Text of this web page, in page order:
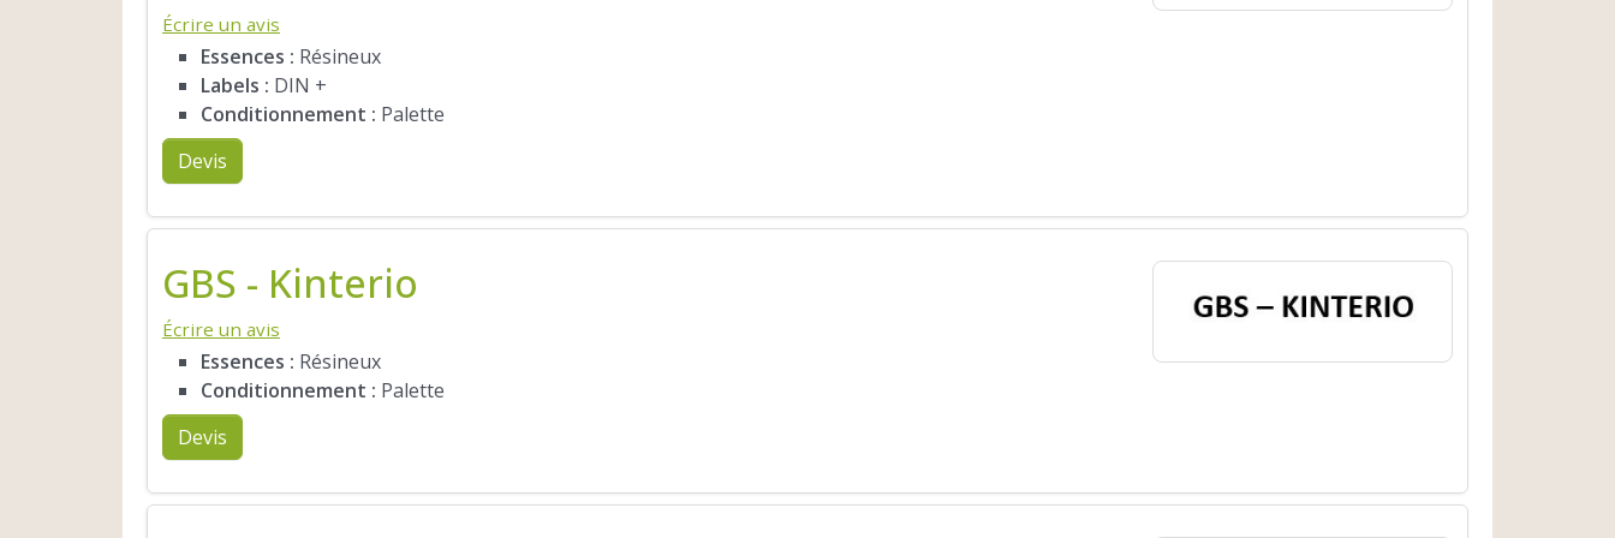
Écrire un avis
Essences : Résineux
Labels : DIN +
Conditionnement : Palette
Devis
GBS - Kinterio
Écrire un avis
Essences : Résineux
Conditionnement : Palette
Devis